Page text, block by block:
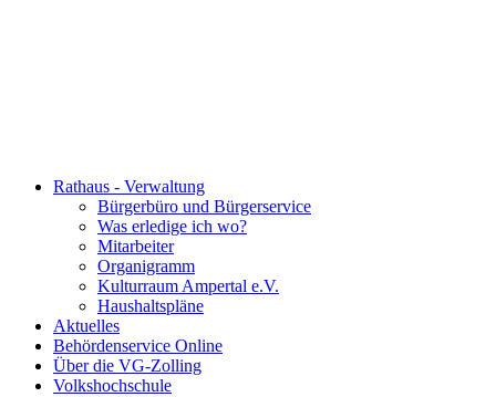
Rathaus - Verwaltung
Bürgerbüro und Bürgerservice
Was erledige ich wo?
Mitarbeiter
Organigramm
Kulturraum Ampertal e.V.
Haushaltspläne
Aktuelles
Behördenservice Online
Über die VG-Zolling
Volkshochschule